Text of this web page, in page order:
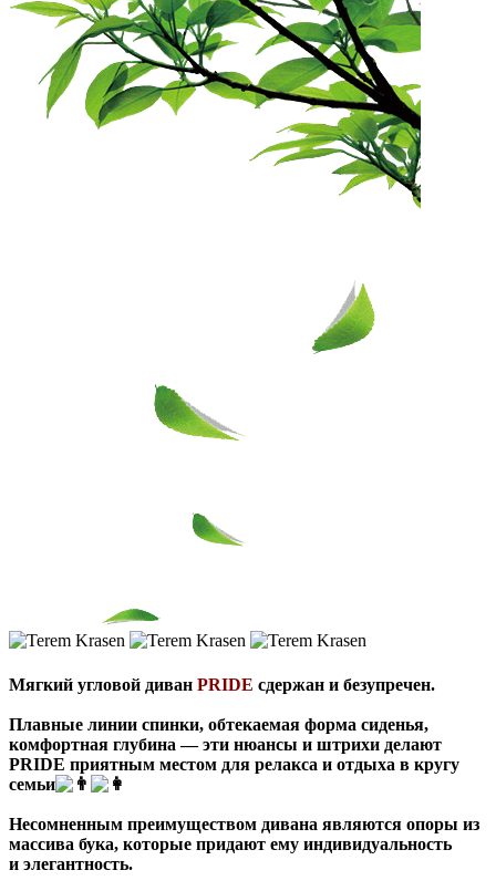
Мягкий угловой диван PRIDE сдержан и безупречен.
Плавные линии спинки, обтекаемая форма сиденья,
комфортная глубина — эти нюансы и штрихи делают
PRIDE приятным местом для релакса и отдыха в кругу
семьи
Несомненным преимуществом дивана являются опоры из
массива бука, которые придают ему индивидуальность
и элегантность.